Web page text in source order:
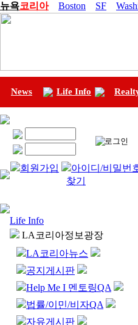
뉴욕코리아 Boston SF
News Life Info
회원가입
아이디/비밀번
찾기
Life Info
LA코리아정보광장
LA코리아뉴스
공지게시판
Help Me I 멘토링QA
법률/이민/비자QA
자유게시판